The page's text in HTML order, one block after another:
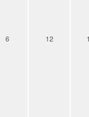
6 12